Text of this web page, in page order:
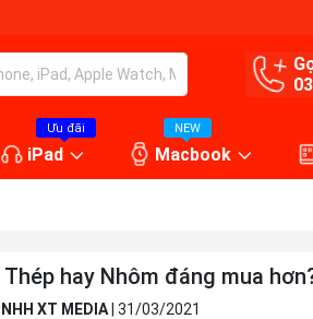
Ưu đãi
iPad
NEW
Macbook
hay Nhôm đáng mua
XT MEDIA 31/03/2021